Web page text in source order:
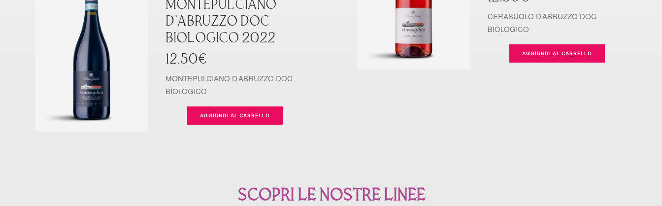
CERASUOLO D’ABRUZZO DOC
BIOLOGICO
AGGIUNGI AL CARRELLO
MONTEPULCIANO
D’ABRUZZO DOC
BIOLOGICO 2022
12.50€
MONTEPULCIANO D’ABRUZZO DOC
BIOLOGICO
AGGIUNGI AL CARRELLO
SCOPRI LE NOSTRE LINEE